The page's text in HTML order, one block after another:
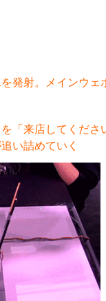
発射。メインウェ
「来店してくださ
い詰めていく